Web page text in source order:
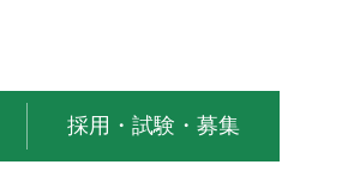
採用・試験・募集